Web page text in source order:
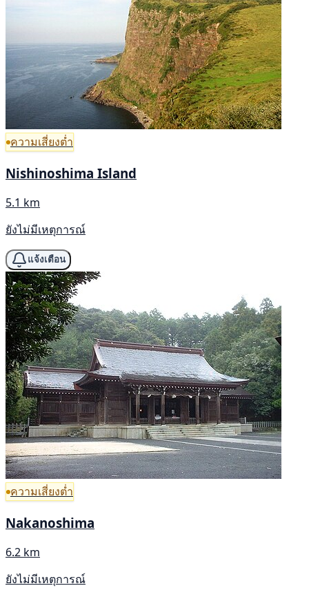
ความเสี่ยงต่ำ
Nishinoshima Island
5.1 km
ยังไม่มีเหตุการณ์
แจ้งเตือน
ความเสี่ยงต่ำ
Nakanoshima
6.2 km
ยังไม่มีเหตุการณ์